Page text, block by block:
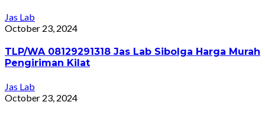
Jas Lab
October 23, 2024
TLP/WA 08129291318 Jas Lab Sibolga Harga Murah
Pengiriman Kilat
Jas Lab
October 23, 2024